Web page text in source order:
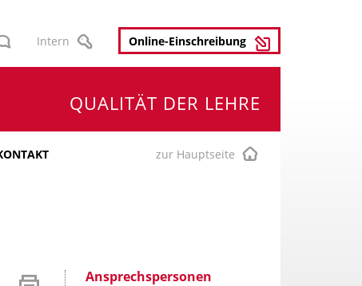
Intern Online-Einschreibung
QUALITÄT DER LEHRE
zur Hauptseite
Ansprechspersonen